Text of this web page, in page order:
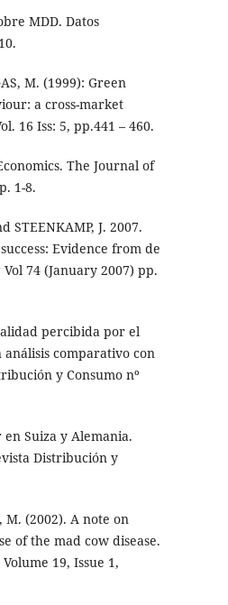
MDD. Datos
M. (1999): Green
a cross-market
16 Iss: 5, pp.441 – 460.
The Journal of
1-8.
STEENKAMP, J. 2007.
Evidence from de
74 (January 2007) pp.
percibida por el
comparativo con
y Consumo nº
en Suiza y Alemania.
Distribución y
M. (2002). A note on
of the mad cow disease.
19, Issue 1,